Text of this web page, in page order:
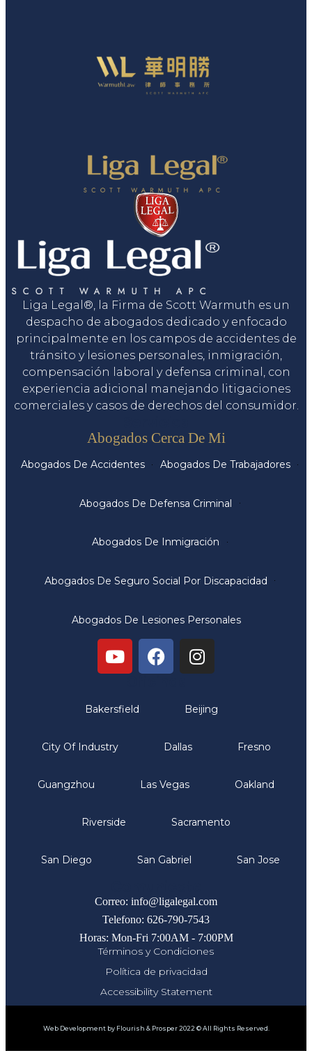
Liga Legal®, la Firma de Scott Warmuth es un
despacho de abogados dedicado y enfocado
principalmente en los campos de accidentes de
tránsito y lesiones personales, inmigración,
compensación laboral y defensa criminal, con
experiencia adicional manejando litigaciones
comerciales y casos de derechos del consumidor.
Abogados Cerca De Mi
Abogados De Accidentes Abogados De Trabajadores
Abogados De Defensa Criminal
Abogados De Inmigración
Abogados De Seguro Social Por Discapacidad
Abogados De Lesiones Personales
Bakersfield Beijing
City Of Industry Dallas Fresno
Guangzhou Las Vegas Oakland
Riverside Sacramento
San Diego San Gabriel San Jose
Correo: info@ligalegal.com
Telefono: 626-790-7543
Horas: Mon-Fri 7:00AM - 7:00PM
Términos y Condiciones
Política de privacidad
Accessibility Statement
Web Development by Flourish & Prosper 2022 © All Rights Reserved.